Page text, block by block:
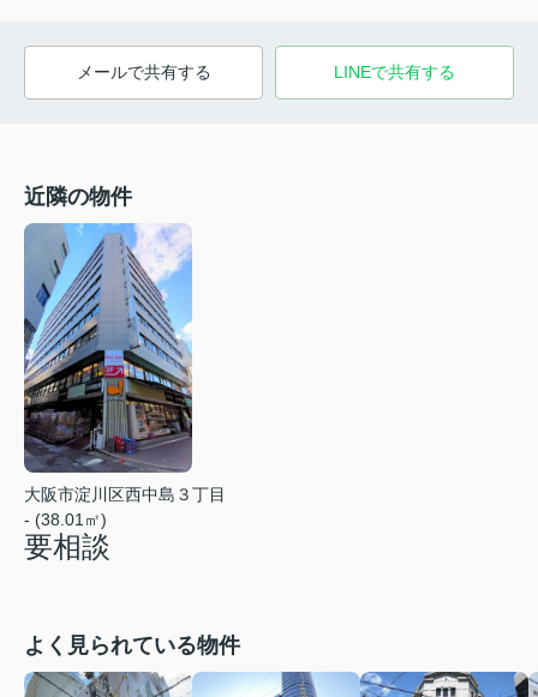
メールで共有する LINEで共有する
近隣の物件
大阪市淀川区西中島３丁目
- (38.01㎡)
要相談
よく見られている物件